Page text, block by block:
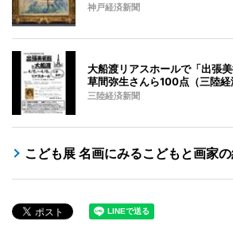
神戸経済新聞
大船渡リアスホールで「出張美
草間弥生さんら100点（三陸経
三陸経済新聞
こども展 名画にみるこどもと画家